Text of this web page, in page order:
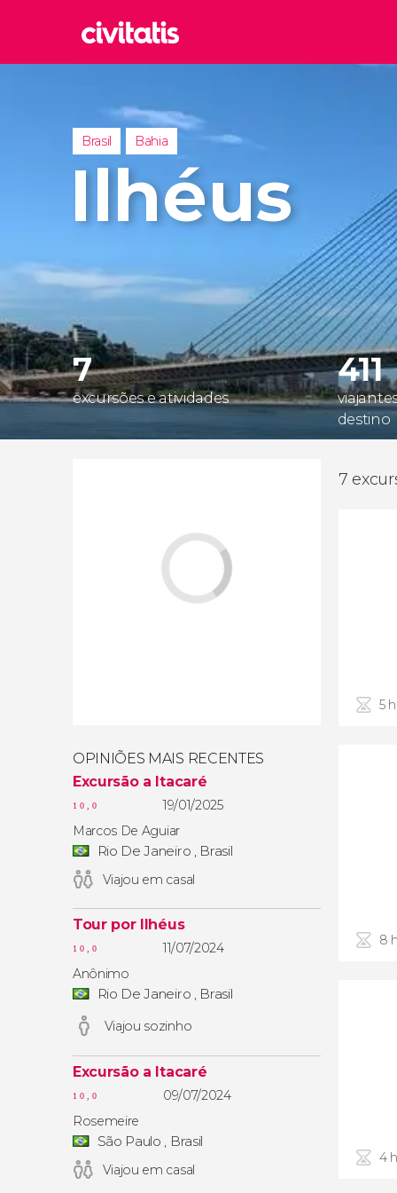
Reino
Turquia
Brasil Bahia
Ilhéus
7
excursões e atividades
411
destino
OPINIÕES MAIS RECENTES
Excursão a Itacaré
10,0
19/01/2025
Marcos De Aguiar
Rio De Janeiro , Brasil
Viajou em casal
Tour por Ilhéus
10,0
11/07/2024
Anônimo
Rio De Janeiro , Brasil
Viajou sozinho
Excursão a Itacaré
10,0
09/07/2024
Rosemeire
São Paulo , Brasil
Viajou em casal
7
5
8
4